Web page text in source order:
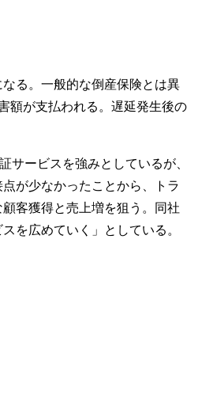
る。一般的な倒産保険とは異
額が支払われる。遅延発生後の
サービスを強みとしているが、
が少なかったことから、トラ
客獲得と売上増を狙う。同社
を広めていく」としている。